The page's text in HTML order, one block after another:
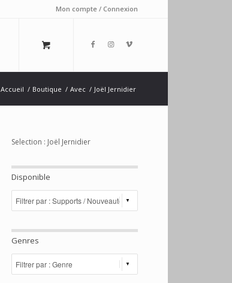
Mon compte / Connexion
Accueil / Boutique / Avec / Joël Jernidier
Selection : Joël Jernidier
Disponible
Genres